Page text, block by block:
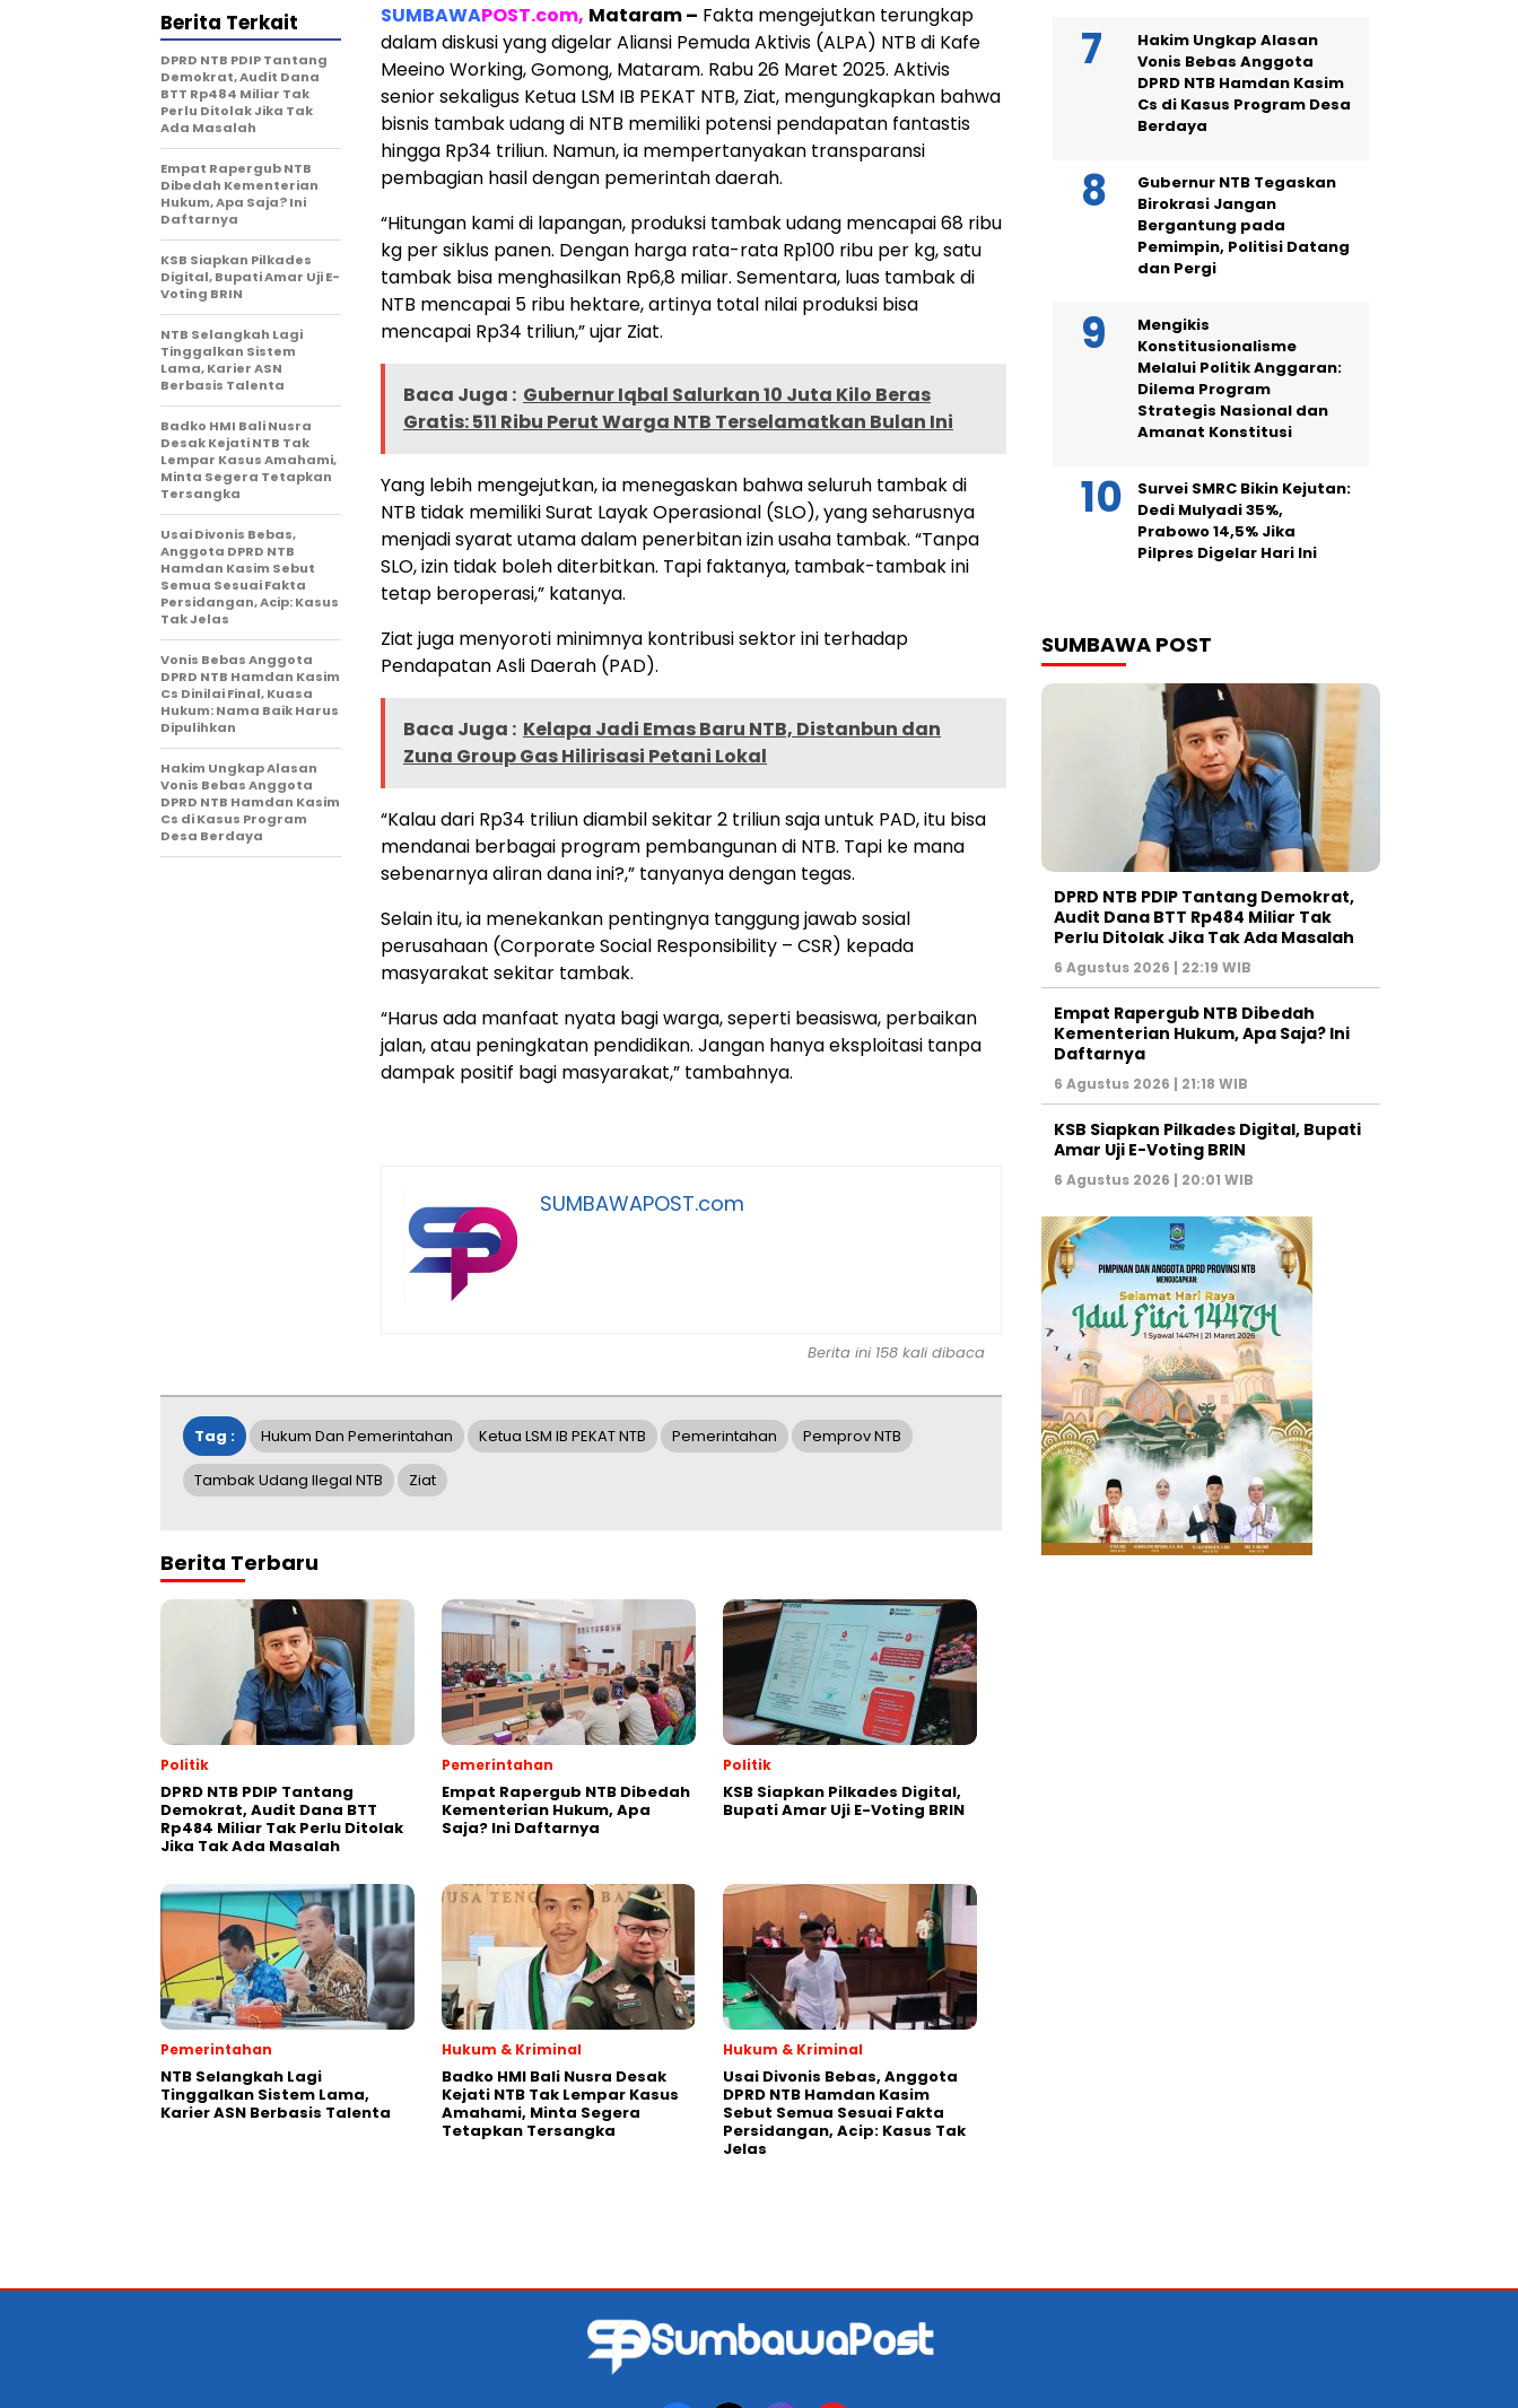
SUMBAWAPOST.com, Mataram – Fakta mengejutkan terungkap
dalam diskusi yang digelar Aliansi Pemuda Aktivis (ALPA) NTB di Kafe
Meeino Working, Gomong, Mataram. Rabu 26 Maret 2025. Aktivis
senior sekaligus Ketua LSM IB PEKAT NTB, Ziat, mengungkapkan bahwa
bisnis tambak udang di NTB memiliki potensi pendapatan fantastis
hingga Rp34 triliun. Namun, ia mempertanyakan transparansi
pembagian hasil dengan pemerintah daerah.
“Hitungan kami di lapangan, produksi tambak udang mencapai 68 ribu
kg per siklus panen. Dengan harga rata-rata Rp100 ribu per kg, satu
tambak bisa menghasilkan Rp6,8 miliar. Sementara, luas tambak di
NTB mencapai 5 ribu hektare, artinya total nilai produksi bisa
mencapai Rp34 triliun,” ujar Ziat.
Baca Juga : Gubernur Iqbal Salurkan 10 Juta Kilo Beras
Gratis: 511 Ribu Perut Warga NTB Terselamatkan Bulan Ini
Yang lebih mengejutkan, ia menegaskan bahwa seluruh tambak di
NTB tidak memiliki Surat Layak Operasional (SLO), yang seharusnya
menjadi syarat utama dalam penerbitan izin usaha tambak. “Tanpa
SLO, izin tidak boleh diterbitkan. Tapi faktanya, tambak-tambak ini
tetap beroperasi,” katanya.
Ziat juga menyoroti minimnya kontribusi sektor ini terhadap
Pendapatan Asli Daerah (PAD).
Baca Juga : Kelapa Jadi Emas Baru NTB, Distanbun dan
Zuna Group Gas Hilirisasi Petani Lokal
“Kalau dari Rp34 triliun diambil sekitar 2 triliun saja untuk PAD, itu bisa
mendanai berbagai program pembangunan di NTB. Tapi ke mana
sebenarnya aliran dana ini?,” tanyanya dengan tegas.
Selain itu, ia menekankan pentingnya tanggung jawab sosial
perusahaan (Corporate Social Responsibility – CSR) kepada
masyarakat sekitar tambak.
“Harus ada manfaat nyata bagi warga, seperti beasiswa, perbaikan
jalan, atau peningkatan pendidikan. Jangan hanya eksploitasi tanpa
dampak positif bagi masyarakat,” tambahnya.
SUMBAWAPOST.com
Berita Terkait
DPRD NTB PDIP Tantang
Demokrat, Audit Dana
BTT Rp484 Miliar Tak
Perlu Ditolak Jika Tak
Ada Masalah
Empat Rapergub NTB
Dibedah Kementerian
Hukum, Apa Saja? Ini
Daftarnya
KSB Siapkan Pilkades
Digital, Bupati Amar Uji E-
Voting BRIN
NTB Selangkah Lagi
Tinggalkan Sistem
Lama, Karier ASN
Berbasis Talenta
Badko HMI Bali Nusra
Desak Kejati NTB Tak
Lempar Kasus Amahami,
Minta Segera Tetapkan
Tersangka
Usai Divonis Bebas,
Anggota DPRD NTB
Hamdan Kasim Sebut
Semua Sesuai Fakta
Persidangan, Acip: Kasus
Tak Jelas
Vonis Bebas Anggota
DPRD NTB Hamdan Kasim
Cs Dinilai Final, Kuasa
Hukum: Nama Baik Harus
Dipulihkan
Hakim Ungkap Alasan
Vonis Bebas Anggota
DPRD NTB Hamdan Kasim
Cs di Kasus Program
Desa Berdaya
Berita ini 158 kali dibaca
Tag : Hukum Dan Pemerintahan Ketua LSM IB PEKAT NTB Pemerintahan Pemprov NTB
Tambak Udang Ilegal NTB Ziat
Berita Terbaru
Politik
DPRD NTB PDIP Tantang
Demokrat, Audit Dana BTT
Rp484 Miliar Tak Perlu Ditolak
Jika Tak Ada Masalah
Pemerintahan
Empat Rapergub NTB Dibedah
Kementerian Hukum, Apa
Saja? Ini Daftarnya
Politik
KSB Siapkan Pilkades Digital,
Bupati Amar Uji E-Voting BRIN
Pemerintahan
NTB Selangkah Lagi
Tinggalkan Sistem Lama,
Karier ASN Berbasis Talenta
Hukum & Kriminal
Badko HMI Bali Nusra Desak
Kejati NTB Tak Lempar Kasus
Amahami, Minta Segera
Tetapkan Tersangka
Hukum & Kriminal
Usai Divonis Bebas, Anggota
DPRD NTB Hamdan Kasim
Sebut Semua Sesuai Fakta
Persidangan, Acip: Kasus Tak
Jelas
Hakim Ungkap Alasan
Vonis Bebas Anggota
DPRD NTB Hamdan Kasim
Cs di Kasus Program Desa
Berdaya
Gubernur NTB Tegaskan
Birokrasi Jangan
Bergantung pada
Pemimpin, Politisi Datang
dan Pergi
Mengikis
Konstitusionalisme
Melalui Politik Anggaran:
Dilema Program
Strategis Nasional dan
Amanat Konstitusi
Survei SMRC Bikin Kejutan:
Dedi Mulyadi 35%,
Prabowo 14,5% Jika
Pilpres Digelar Hari Ini
SUMBAWA POST
DPRD NTB PDIP Tantang Demokrat,
Audit Dana BTT Rp484 Miliar Tak
Perlu Ditolak Jika Tak Ada Masalah
6 Agustus 2026 | 22:19 WIB
Empat Rapergub NTB Dibedah
Kementerian Hukum, Apa Saja? Ini
Daftarnya
6 Agustus 2026 | 21:18 WIB
KSB Siapkan Pilkades Digital, Bupati
Amar Uji E-Voting BRIN
6 Agustus 2026 | 20:01 WIB